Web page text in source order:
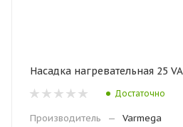
Насадка нагревательная 25
Достаточно
Производитель —
Varmega